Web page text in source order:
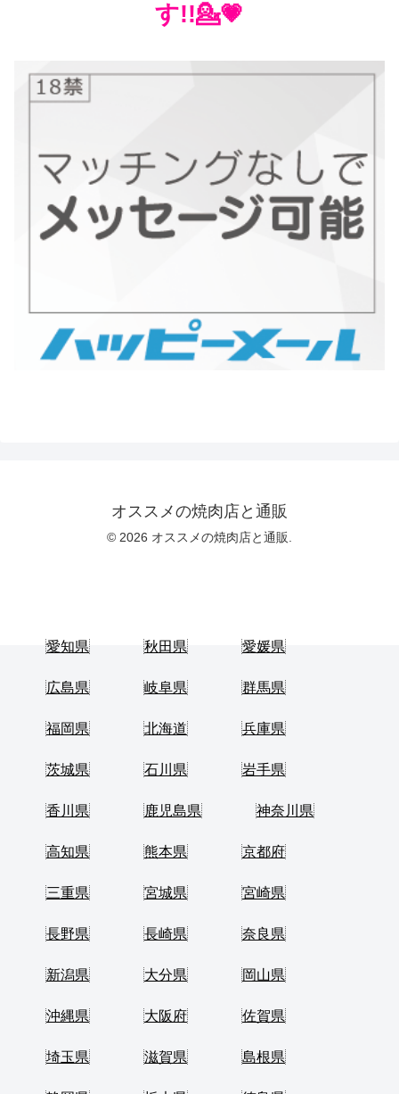
す!!💁💗
オススメの焼肉店と通販
© 2026 オススメの焼肉店と通販.
愛知県 秋田県 愛媛県
広島県 岐阜県 群馬県
福岡県 北海道 兵庫県
茨城県 石川県 岩手県
香川県 鹿児島県 神奈川県
高知県 熊本県 京都府
三重県 宮城県 宮崎県
長野県 長崎県 奈良県
新潟県 大分県 岡山県
沖縄県 大阪府 佐賀県
埼玉県 滋賀県 島根県